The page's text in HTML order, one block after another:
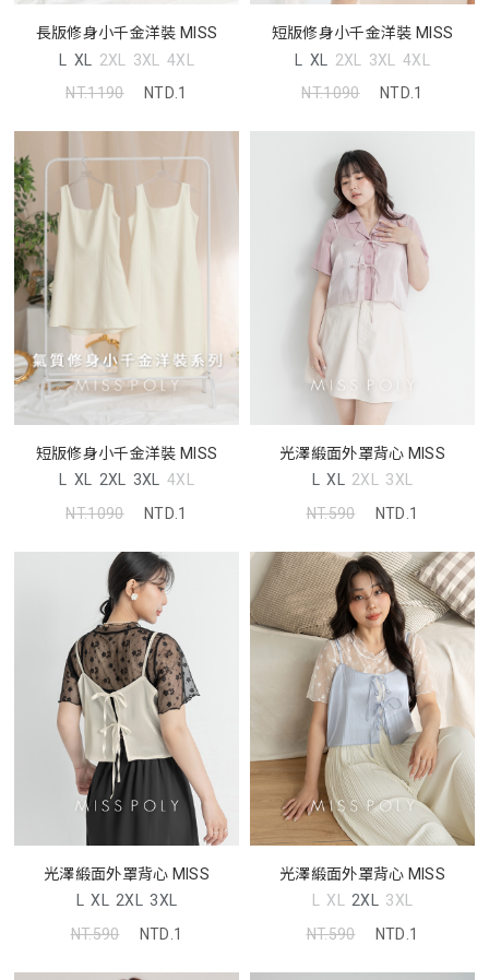
長版修身小千金洋裝 MISS
L XL 2XL 3XL 4XL
NT.1190
NTD.1
短版修身小千金洋裝 MISS
L XL 2XL 3XL 4XL
NT.1090
NTD.1
短版修身小千金洋裝 MISS
L XL 2XL 3XL 4XL
NT.1090
NTD.1
光澤緞面外罩背心 MISS
L XL 2XL 3XL
NT.590
NTD.1
光澤緞面外罩背心 MISS
L XL 2XL 3XL
NT.590
NTD.1
光澤緞面外罩背心 MISS
L XL 2XL 3XL
NT.590
NTD.1